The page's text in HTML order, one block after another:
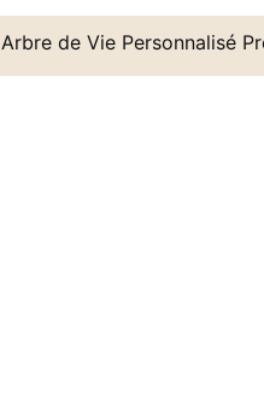
de Vie Personnalisé